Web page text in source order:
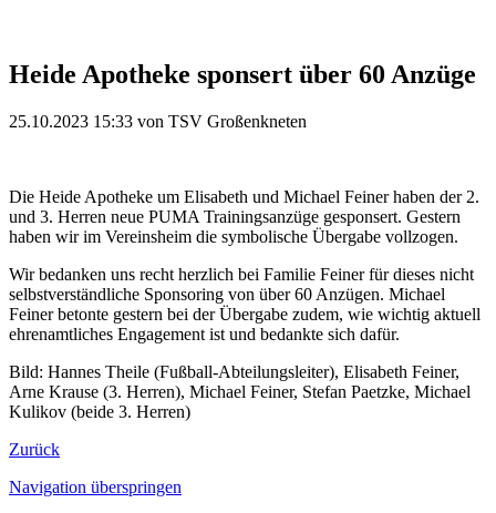
Heide Apotheke sponsert über 60 Anzüge
25.10.2023 15:33 von TSV Großenkneten
Die Heide Apotheke um Elisabeth und Michael Feiner haben der 2.
und 3. Herren neue PUMA Trainingsanzüge gesponsert. Gestern
haben wir im Vereinsheim die symbolische Übergabe vollzogen.
Wir bedanken uns recht herzlich bei Familie Feiner für dieses nicht
selbstverständliche Sponsoring von über 60 Anzügen. Michael
Feiner betonte gestern bei der Übergabe zudem, wie wichtig aktuell
ehrenamtliches Engagement ist und bedankte sich dafür.
Bild: Hannes Theile (Fußball-Abteilungsleiter), Elisabeth Feiner,
Arne Krause (3. Herren), Michael Feiner, Stefan Paetzke, Michael
Kulikov (beide 3. Herren)
Zurück
Navigation überspringen